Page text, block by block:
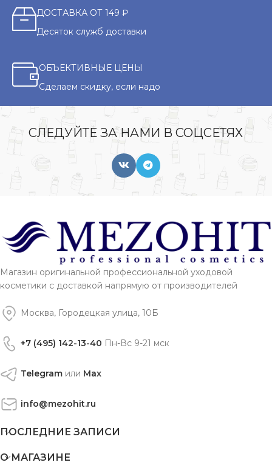
ДОСТАВКА ОТ 149 ₽
Десяток служб доставки
ОБЪЕКТИВНЫЕ ЦЕНЫ
Сделаем скидку, если надо
СЛЕДУЙТЕ ЗА НАМИ В СОЦСЕТЯХ
Магазин оригинальной профессиональной уходовой
косметики с доставкой напрямую от производителей
Москва, Городецкая улица, 10Б
+7 (495) 142-13-40 Пн-Вс 9-21 мск
Telegram или Max
info@mezohit.ru
ПОСЛЕДНИЕ ЗАПИСИ
О МАГАЗИНЕ